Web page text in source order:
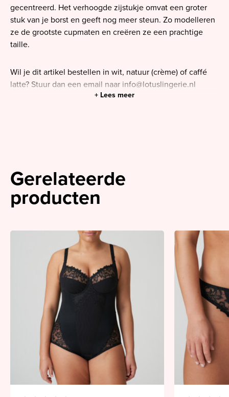
gecentreerd. Het verhoogde zijstukje omvat een groter
stuk van je borst en geeft nog meer steun. Zo modelleren
ze de grootste cupmaten en creëren ze een prachtige
taille.
Wil je dit artikel bestellen in wit, natuur (crème) of caffé
latte? Stuur dan een email naar info@lotuslingerie.nl
Gerelateerde
producten